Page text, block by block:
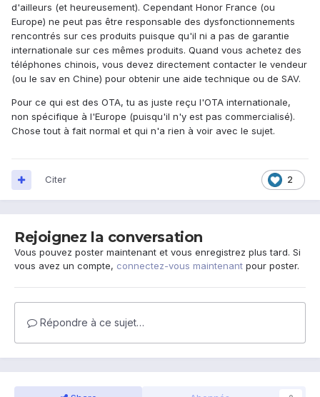
d'ailleurs (et heureusement). Cependant Honor France (ou
Europe) ne peut pas être responsable des dysfonctionnements
rencontrés sur ces produits puisque qu'il ni a pas de garantie
internationale sur ces mêmes produits. Quand vous achetez des
téléphones chinois, vous devez directement contacter le vendeur
(ou le sav en Chine) pour obtenir une aide technique ou de SAV.
Pour ce qui est des OTA, tu as juste reçu l'OTA internationale,
non spécifique à l'Europe (puisqu'il n'y est pas commercialisé).
Chose tout à fait normal et qui n'a rien à voir avec le sujet.
2
Citer
Rejoignez la conversation
Vous pouvez poster maintenant et vous enregistrez plus tard. Si
vous avez un compte, connectez-vous maintenant pour poster.
Répondre à ce sujet…